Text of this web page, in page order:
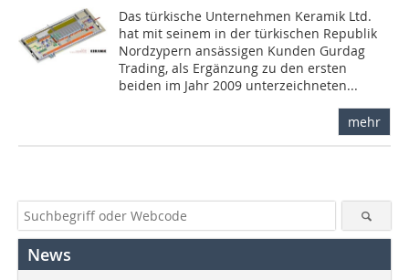
Das türkische Unternehmen Keramik Ltd.
hat mit seinem in der türkischen Republik
Nordzypern ansässigen Kunden Gurdag
Trading, als Ergänzung zu den ersten
beiden im Jahr 2009 unterzeichneten...
mehr
News